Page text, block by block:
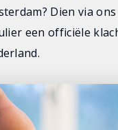
Dien via ons
een officiële